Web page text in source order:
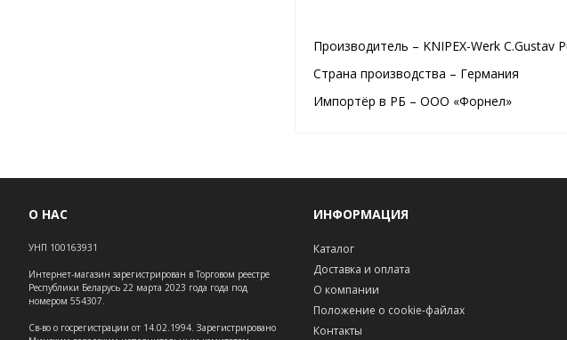
Производитель – KNIPEX-Werk C.Gustav
Страна производства – Германия
Импортёр в РБ – ООО «Форнел»
О НАС
УНП 100163931
Интернет-магазин зарегистрирован в Торговом реестре
Республики Беларусь 22 марта 2023 года года под
номером 554307.
Св-во о госрегистрации от 14.02.1994. Зарегистрировано
ИНФОРМАЦИЯ
Каталог
Доставка и оплата
О компании
Положение о cookie-файлах
Контакты